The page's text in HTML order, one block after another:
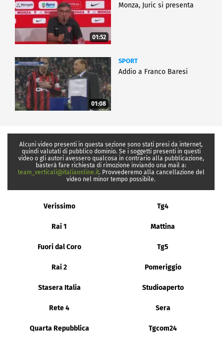
01:52
Monza, Juric si presenta
01:08
SPORT
Addio a Franco Baresi
Alcuni video presenti in questa sezione sono stati presi da internet,
quindi valutati di pubblico dominio. Se i soggetti presenti in questi
video o gli autori avessero qualcosa in contrario alla pubblicazione,
basterà fare richiesta di rimozione inviando una mail a:
team_verticali@italiaonline.it. Provvederemo alla cancellazione del
video nel minor tempo possibile.
Verissimo Tg4
Rai 1 Mattina
Fuori dal Coro Tg5
Rai 2 Pomeriggio
Stasera Italia Studioaperto
Rete 4 Sera
Quarta Repubblica Tgcom24